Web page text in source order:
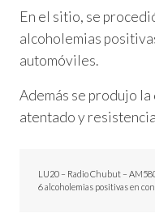
En el sitio, se
alcoholemias
automóviles.
Además se produjo
atentado y
LU20 – Radio Chubut –
6 alcoholemias positivas en